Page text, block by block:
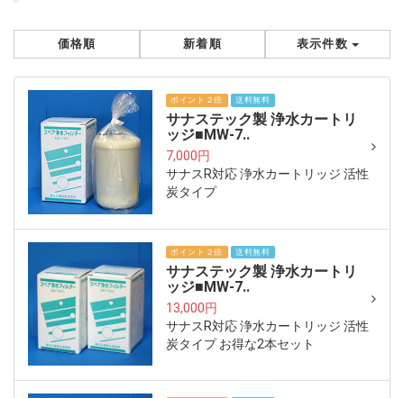
価格順 新着順 表示件数
ポイント２倍 送料無料
サナステック製 浄水カートリ
ッジ■MW-7..
7,000円
サナスR対応 浄水カートリッジ 活性
炭タイプ
ポイント２倍 送料無料
サナステック製 浄水カートリ
ッジ■MW-7..
13,000円
サナスR対応 浄水カートリッジ 活性
炭タイプ お得な2本セット